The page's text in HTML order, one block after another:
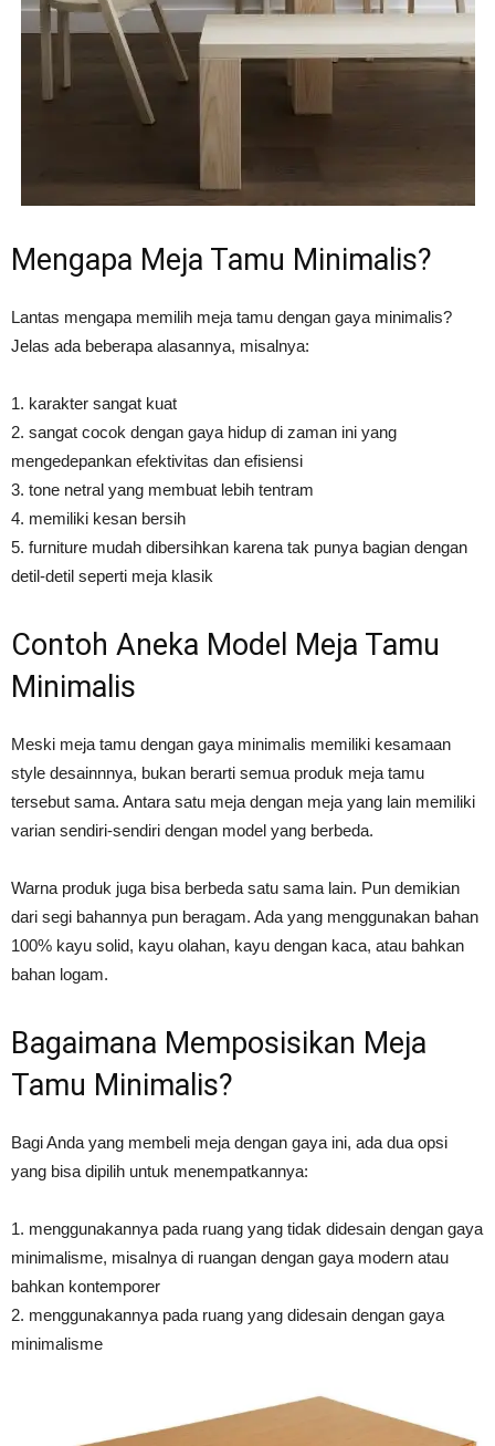
Mengapa Meja Tamu Minimalis?
Lantas mengapa memilih meja tamu dengan gaya minimalis?
Jelas ada beberapa alasannya, misalnya:
1. karakter sangat kuat
2. sangat cocok dengan gaya hidup di zaman ini yang
mengedepankan efektivitas dan efisiensi
3. tone netral yang membuat lebih tentram
4. memiliki kesan bersih
5. furniture mudah dibersihkan karena tak punya bagian dengan
detil-detil seperti meja klasik
Contoh Aneka Model Meja Tamu
Minimalis
Meski meja tamu dengan gaya minimalis memiliki kesamaan
style desainnnya, bukan berarti semua produk meja tamu
tersebut sama. Antara satu meja dengan meja yang lain memiliki
varian sendiri-sendiri dengan model yang berbeda.
Warna produk juga bisa berbeda satu sama lain. Pun demikian
dari segi bahannya pun beragam. Ada yang menggunakan bahan
100% kayu solid, kayu olahan, kayu dengan kaca, atau bahkan
bahan logam.
Bagaimana Memposisikan Meja
Tamu Minimalis?
Bagi Anda yang membeli meja dengan gaya ini, ada dua opsi
yang bisa dipilih untuk menempatkannya:
1. menggunakannya pada ruang yang tidak didesain dengan gaya
minimalisme, misalnya di ruangan dengan gaya modern atau
bahkan kontemporer
2. menggunakannya pada ruang yang didesain dengan gaya
minimalisme